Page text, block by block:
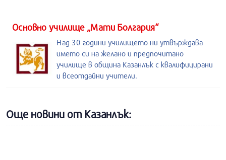
Основно училище „Мати Болгария“
Над 30 години училището ни утвърждава
името си на желано и предпочитано
училище в община Казанлък с квалифицирани
и всеотдайни учители.
Още новини от Казанлък: